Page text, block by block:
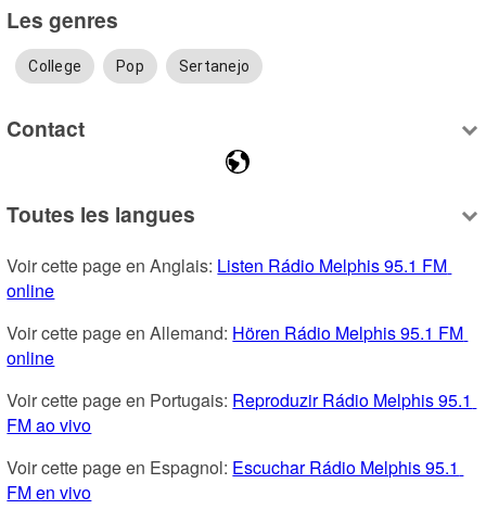
Les genres
College Pop Sertanejo
Contact
Toutes les langues
Voir cette page en Anglais: Listen Rádio Melphis 95.1 FM
online
Voir cette page en Allemand: Hören Rádio Melphis 95.1 FM
online
Voir cette page en Portugais: Reproduzir Rádio Melphis 95.1
FM ao vivo
Voir cette page en Espagnol: Escuchar Rádio Melphis 95.1
FM en vivo